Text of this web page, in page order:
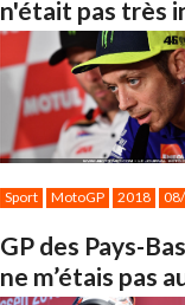
n'était pas très
Sport MotoGP 2018
GP des Pays-
ne m’étais pas